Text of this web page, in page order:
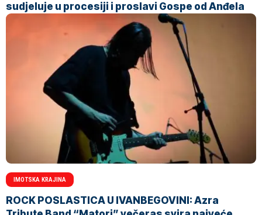
sudjeluje u procesiji i proslavi Gospe od Anđela
IMOTSKA KRAJINA
ROCK POSLASTICA U IVANBEGOVINI: Azra